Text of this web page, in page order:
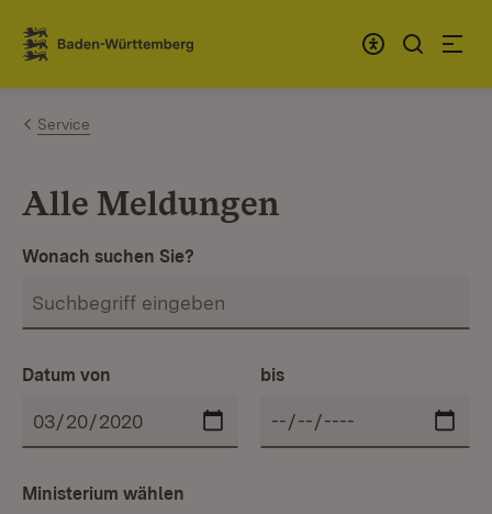
Zum Inhalt springen
Link zur Startseite
Service
Alle Meldungen
Wonach suchen Sie?
Datum von bis
Ministerium wählen